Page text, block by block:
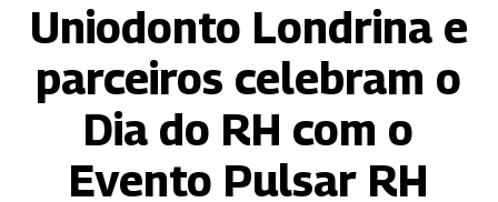
Uniodonto Londrina e
parceiros celebram o
Dia do RH com o
Evento Pulsar RH